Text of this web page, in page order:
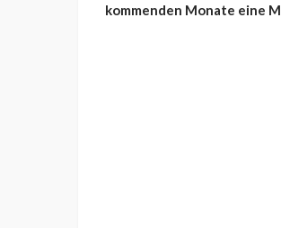
kommenden Monate eine